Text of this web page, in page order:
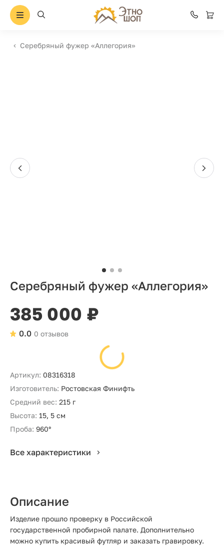
Серебряный фужер «Аллегория»
Серебряный фужер «Аллегория»
385 000 ₽
0 отзывов
0.0
Артикул: 08316318
Изготовитель: Ростовская Финифть
Средний вес: 215 г
Высота: 15, 5 см
Проба: 960°
Все характеристики
Описание
Изделие прошло проверку в Российской
государственной пробирной палате. Дополнительно
можно купить красивый футляр и заказать гравировку.